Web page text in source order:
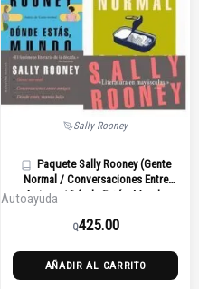
Sally Rooney
Paquete Sally Rooney (Gente
Normal / Conversaciones Entre
Amigos / Dónde Estás, Mundo
Autoayuda
Q425.00
AÑADIR AL CARRITO